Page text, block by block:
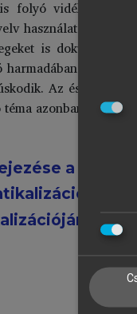
folyó vidékén, ahol
használatára, de
is
( Honti
Az északi
azonban csak a
a